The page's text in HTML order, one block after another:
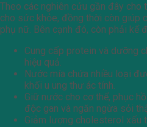
Theo các nghiên cứu gần đây
cho sức khỏe, đồng thời còn giúp
phụ nữ. Bên cạnh đó, còn phải kể
Cung cấp protein và dưỡng
hiệu quả.
Nước mía chứa nhiều loại
khối u ung thư ác tính.
Giữ nước cho cơ thể, phục
độc gan và ngăn ngừa sỏi
Giảm lượng cholesterol xấu